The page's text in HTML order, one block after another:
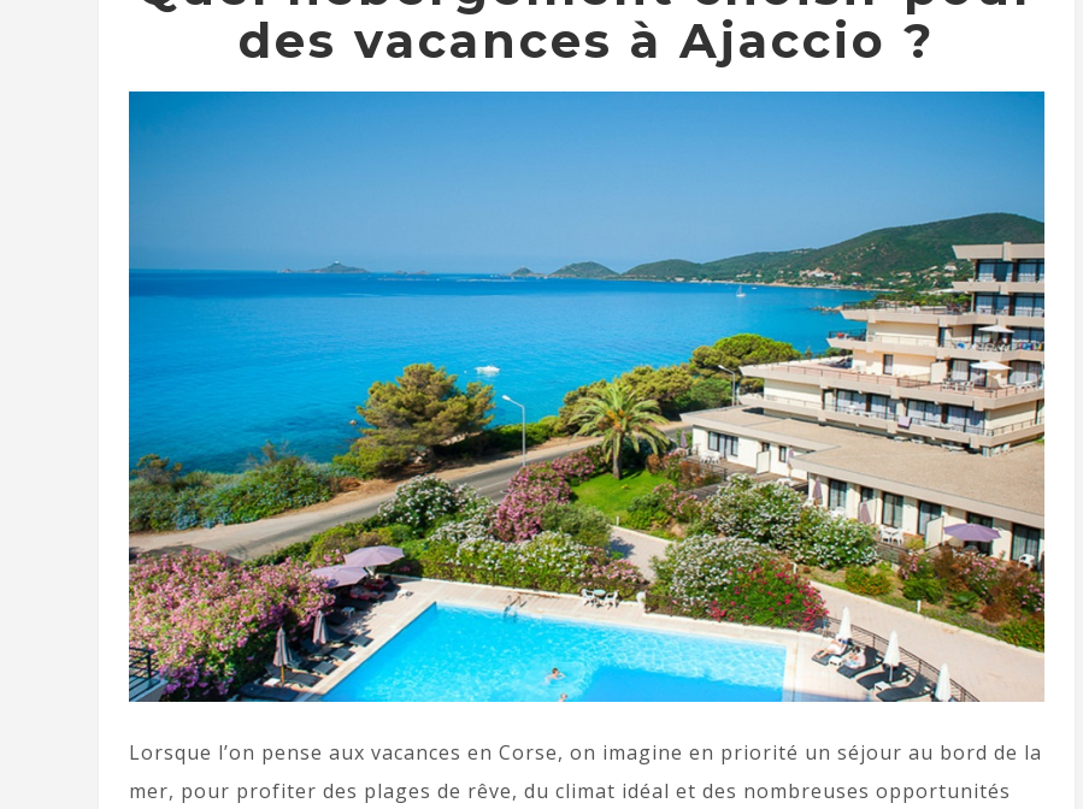
des vacances à Ajaccio ?
Lorsque l’on pense aux vacances en Corse, on imagine en priorité un séjour au bord de la
mer, pour profiter des plages de rêve, du climat idéal et des nombreuses opportunités